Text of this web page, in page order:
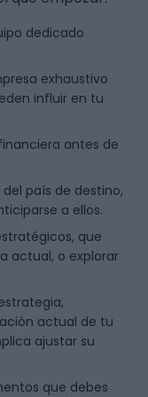
dedicado
exhaustivo
influir en tu
antes de
del país de destino,
a ellos.
que
actual, o explorar
actual de tu
ajustar su
que debes